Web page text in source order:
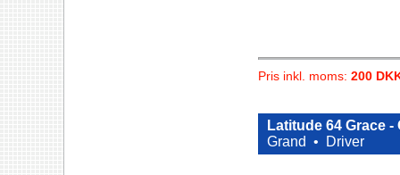
Pris inkl. moms: 200
Latitude 64 Grace
Grand •
Driver